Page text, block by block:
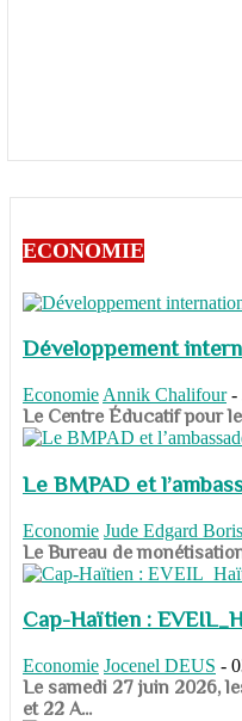
ECONOMIE
Développement
Economie Annik Chalifour -
​​​​​​​Le Centre Éducatif pour
Le BMPAD et
Economie Jude Edgard
​​​​​​​Le Bureau de
Cap-Haïtien :
Economie Jocenel DEUS -
Le samedi 27 juin 2026,
et 22 A...